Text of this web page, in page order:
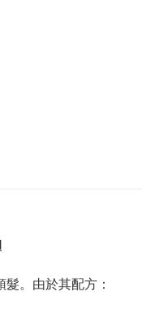
。由於其配方：